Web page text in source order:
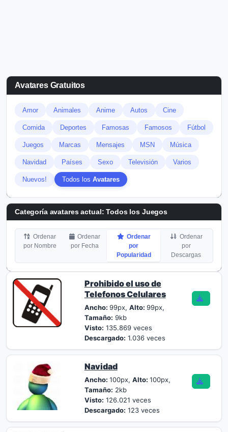
Avatares Gratuitos
Amor Animales Anime Autos Cine
Comida Deportes Famosas Famosos Fútbol
Juegos Marcas Mensajes MSN Música
Navidad Países Sexo Televisión Varios
Nuevos! Todos los Avatares
Categoría avatares actual: Todos los Juegos
Ordenar
por Nombre
Ordenar
por Fecha
Ordenar
por
Popularidad
Ordenar
por
Descargas
Prohibido el uso de
Telefonos Celulares
Ancho: 99px, Alto: 99px,
Tamaño: 9kb
Visto: 135.869 veces
Descargado: 1.036 veces
Navidad
Ancho: 100px, Alto: 100px,
Tamaño: 2kb
Visto: 126.021 veces
Descargado: 123 veces